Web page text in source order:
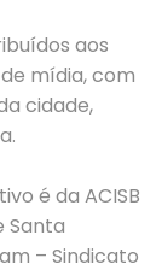
aos
mídia, com
cidade,
é da ACISB
Santa
– Sindicato